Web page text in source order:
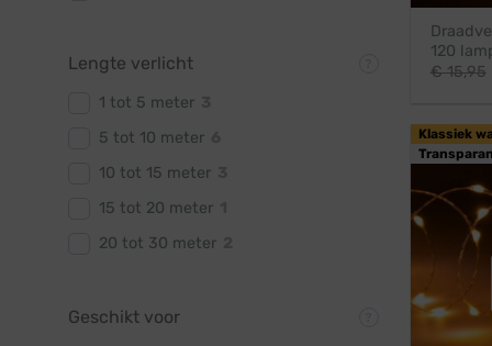
Lengte verlicht
1 tot 5 meter
5 tot 10 meter
10 tot 15 meter
15 tot 20 meter
20 tot 30 meter
Geschikt voor
120
€15,95
Klassiek